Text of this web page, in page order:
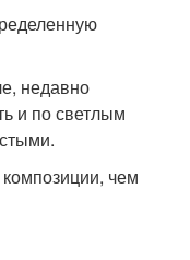
недавно
и по светлым
чем